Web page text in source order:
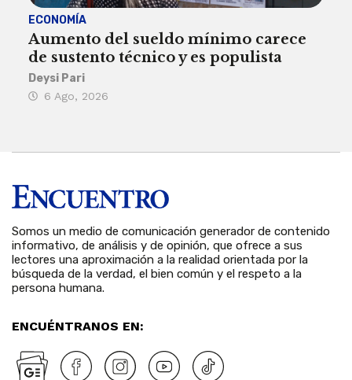
ECONOMÍA
Aumento del sueldo mínimo carece
de sustento técnico y es populista
Deysi Pari
6 Ago, 2026
Somos un medio de comunicación generador de contenido
informativo, de análisis y de opinión, que ofrece a sus
lectores una aproximación a la realidad orientada por la
búsqueda de la verdad, el bien común y el respeto a la
persona humana.
ENCUÉNTRANOS EN: